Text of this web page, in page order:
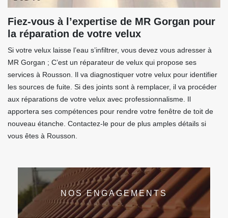
Fiez-vous à l’expertise de MR Gorgan pour
la réparation de votre velux
Si votre velux laisse l’eau s’infiltrer, vous devez vous adresser à
MR Gorgan ; C’est un réparateur de velux qui propose ses
services à Rousson. Il va diagnostiquer votre velux pour identifier
les sources de fuite. Si des joints sont à remplacer, il va procéder
aux réparations de votre velux avec professionnalisme. Il
apportera ses compétences pour rendre votre fenêtre de toit de
nouveau étanche. Contactez-le pour de plus amples détails si
vous êtes à Rousson.
NOS ENGAGEMENTS